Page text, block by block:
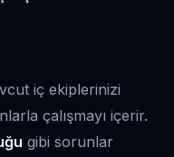
iç ekiplerinizi
çalışmayı içerir.
gibi sorunlar